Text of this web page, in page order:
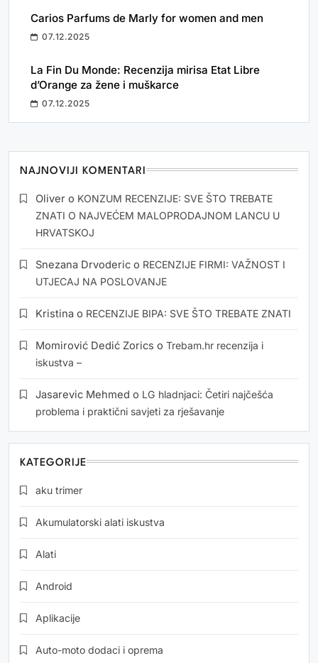
Carios Parfums de Marly for women and men
07.12.2025
La Fin Du Monde: Recenzija mirisa Etat Libre
d’Orange za žene i muškarce
07.12.2025
NAJNOVIJI KOMENTARI
Oliver o KONZUM RECENZIJE: SVE ŠTO TREBATE
ZNATI O NAJVEĆEM MALOPRODAJNOM LANCU U
HRVATSKOJ
Snezana Drvoderic o RECENZIJE FIRMI: VAŽNOST I
UTJECAJ NA POSLOVANJE
Kristina o RECENZIJE BIPA: SVE ŠTO TREBATE ZNATI
Momirović Dedić Zorics o Trebam.hr recenzija i
iskustva –
Jasarevic Mehmed o LG hladnjaci: Četiri najčešća
problema i praktični savjeti za rješavanje
KATEGORIJE
aku trimer
Akumulatorski alati iskustva
Alati
Android
Aplikacije
Auto-moto dodaci i oprema